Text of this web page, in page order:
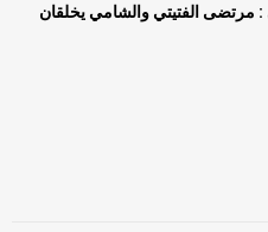
مرتضى الفتيتي والشامي يخلقان